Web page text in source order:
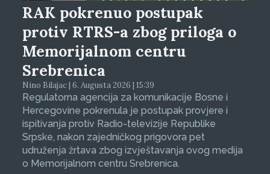
RAK pokrenuo postupak
protiv RTRS-a zbog priloga o
Memorijalnom centru
Srebrenica
Nino Bilajac | 6. Augusta 2026 | 15:39
Regulatorna agencija za komunikacije Bosne i
Hercegovine pokrenula je postupak provjere i
ispitivanja protiv Radio-televizije Republike
Srpske, nakon zajedničkog prigovora pet
udruženja žrtava zbog izvještavanja ovog medija
o Memorijalnom centru Srebrenica.